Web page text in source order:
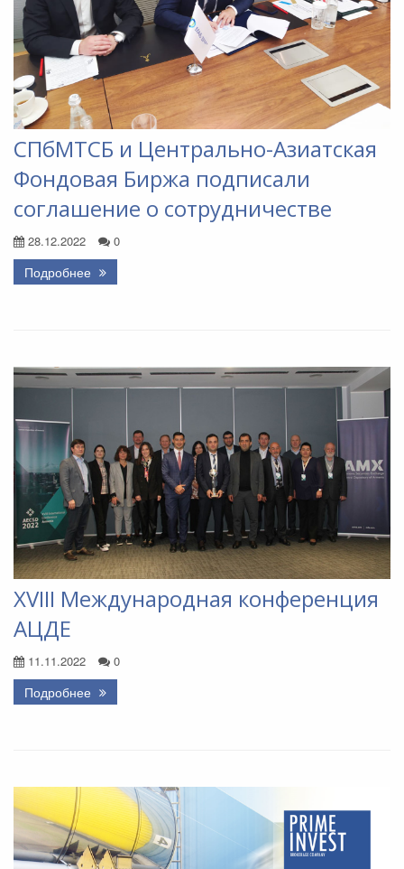
СПбМТСБ и Центрально-Азиатская
Фондовая Биржа подписали
соглашение о сотрудничестве
28.12.2022 0
Подробнее
XVIII Международная конференция
АЦДЕ
11.11.2022 0
Подробнее